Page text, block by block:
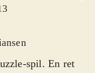
spil. En ret